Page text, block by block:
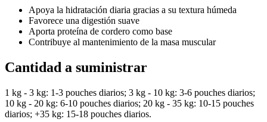
Apoya la hidratación diaria gracias a su textura húmeda
Favorece una digestión suave
Aporta proteína de cordero como base
Contribuye al mantenimiento de la masa muscular
Cantidad a suministrar
1 kg - 3 kg: 1-3 pouches diarios; 3 kg - 10 kg: 3-6 pouches diarios;
10 kg - 20 kg: 6-10 pouches diarios; 20 kg - 35 kg: 10-15 pouches
diarios; +35 kg: 15-18 pouches diarios.